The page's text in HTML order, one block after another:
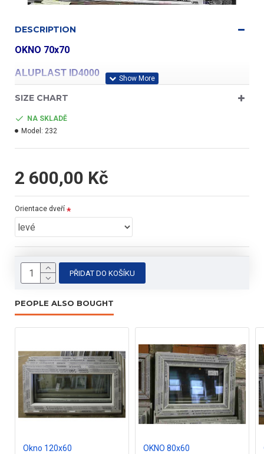
DESCRIPTION
OKNO 70x70
ALUPLAST ID4000
profil třídy "A"
- jednokřídlé
- nové
- 5-ti komorový profil
- kování Maco
- součinitel tepelného prostupu skla U =1 W/m 2k
- plastový profil stavební hloubky 71 mm
- odolný vůči povětrnostním vlivům a znečištění
- inovativní systém odvodu vody a vyšší propustnost
slunečního světla
- dvoupatková zasklívací lišta, zvyšující zabezpečení proti
SIZE CHART
NA SKLADĚ
Model: 232
2 600,00 Kč
Orientace dveří
PŘIDAT DO KOŠÍKU
PEOPLE ALSO BOUGHT
Okno 120x60 OKNO 80x60